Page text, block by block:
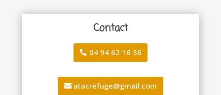
Contact
04 94 62 16 36
atacrefuge@gmail.com